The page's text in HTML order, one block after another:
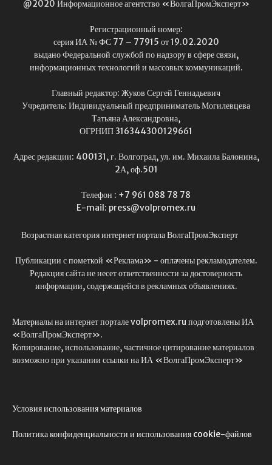
@2020 Информационное агентство «ВолгаПромЭксперт»
Регистрационный номер:
серия ИА № ФС 77 – 77915 от 19.02.2020
выдано Федеральной службой по надзору в сфере связи,
информационных технологий и массовых коммуникаций.
Главный редактор: Жуков Сергей Геннадьевич
Учредитель: Индивидуальный предприниматель Могилевцева
Татьяна Александровна,
ОГРНИП 316344300129661
Адрес редакции: 400131, г. Волгоград, ул. им. Михаила Балонина,
2А, оф.501
Телефон : +7 961 088 78 78
E-mail: press@volpromex.ru
Возрастная категория интернет портала ВолгаПромЭксперт
Публикации с пометкой «Реклама» - оплачены рекламодателем.
Редакция сайта не несет ответственности за достоверность
информации, содержащейся в рекламных объявлениях.
Материалы на интернет портале volpromex.ru подготовлены ИА
«ВолгаПромЭксперт».
Копирование, использование, частичное цитирование материалов
возможно при указании ссылки на ИА «ВолгаПромЭксперт»
Условия использования материалов
Политика конфиденциальности и использования cookie-файлов